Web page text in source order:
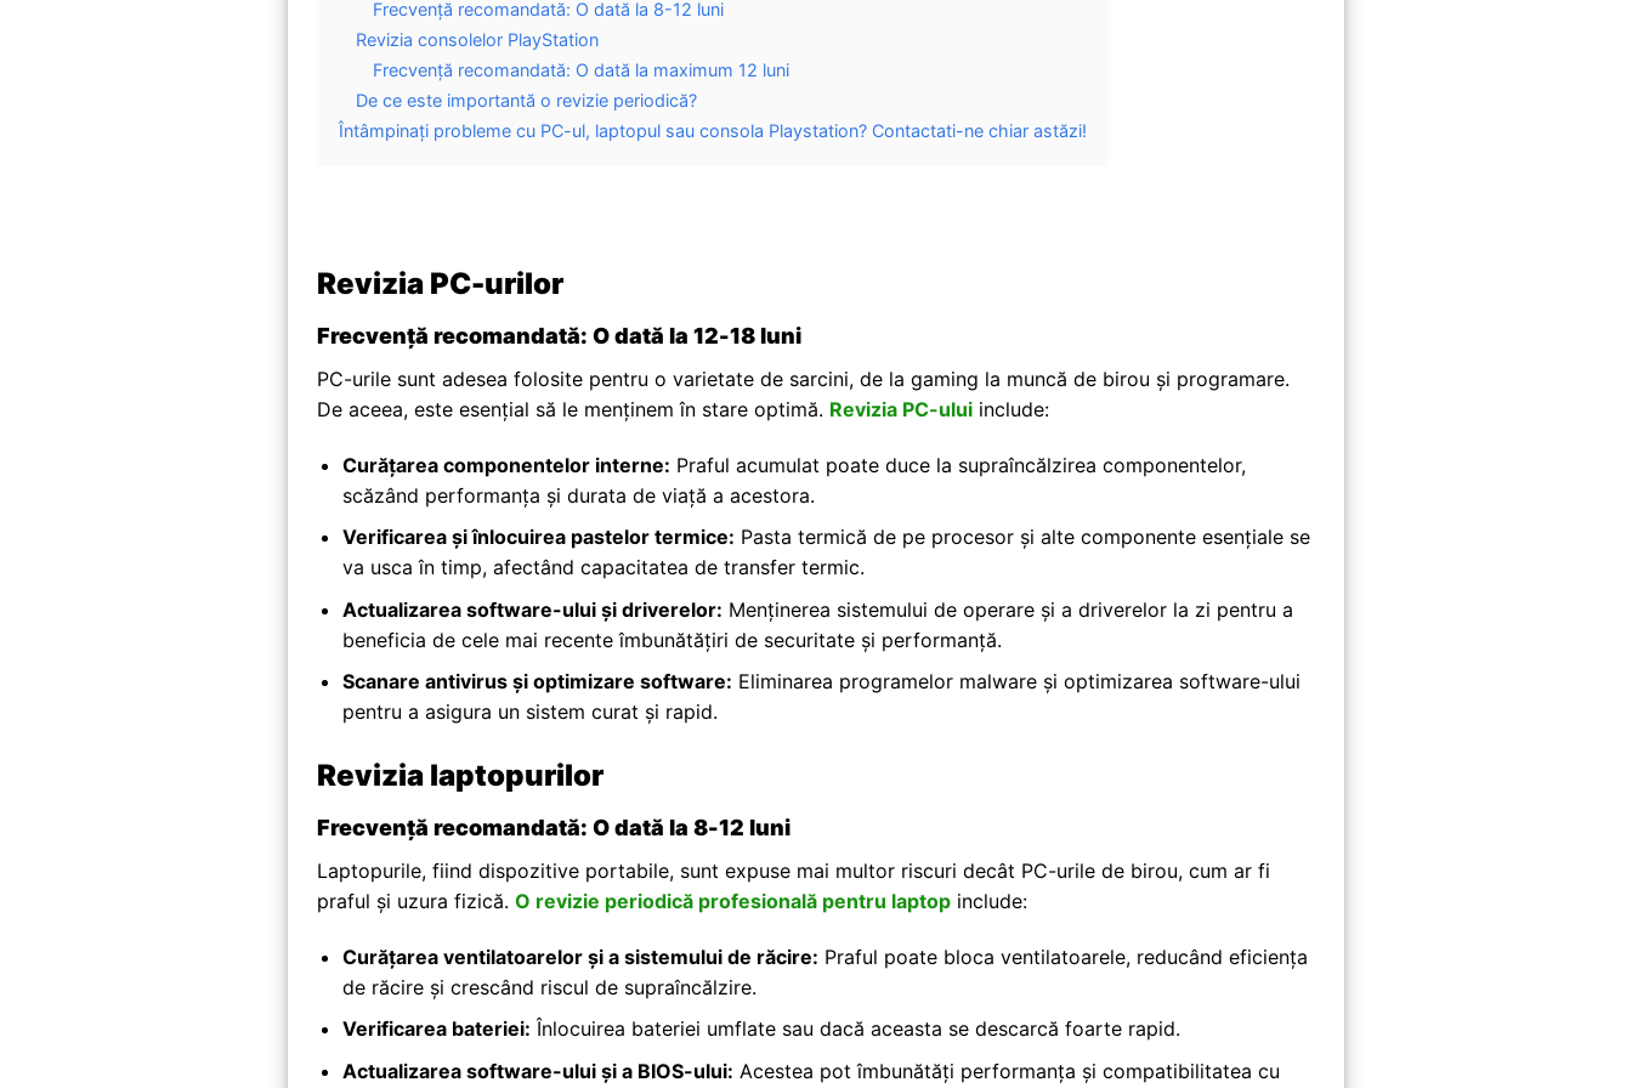
Frecvență recomandată: O dată la 8-12 luni
Revizia consolelor PlayStation
Frecvență recomandată: O dată la maximum 12 luni
De ce este importantă o revizie periodică?
Întâmpinați probleme cu PC-ul, laptopul sau consola Playstation? Contactati-ne chiar astăzi!
Revizia PC-urilor
Frecvență recomandată: O dată la 12-18 luni
PC-urile sunt adesea folosite pentru o varietate de sarcini, de la gaming la muncă de birou și programare.
De aceea, este esențial să le menținem în stare optimă. Revizia PC-ului include:
Curățarea componentelor interne: Praful acumulat poate duce la supraîncălzirea componentelor,
scăzând performanța și durata de viață a acestora.
Verificarea și înlocuirea pastelor termice: Pasta termică de pe procesor și alte componente esențiale se
va usca în timp, afectând capacitatea de transfer termic.
Actualizarea software-ului și driverelor: Menținerea sistemului de operare și a driverelor la zi pentru a
beneficia de cele mai recente îmbunătățiri de securitate și performanță.
Scanare antivirus și optimizare software: Eliminarea programelor malware și optimizarea software-ului
pentru a asigura un sistem curat și rapid.
Revizia laptopurilor
Frecvență recomandată: O dată la 8-12 luni
Laptopurile, fiind dispozitive portabile, sunt expuse mai multor riscuri decât PC-urile de birou, cum ar fi
praful și uzura fizică. O revizie periodică profesională pentru laptop include:
Curățarea ventilatoarelor și a sistemului de răcire: Praful poate bloca ventilatoarele, reducând eficiența
de răcire și crescând riscul de supraîncălzire.
Verificarea bateriei: Înlocuirea bateriei umflate sau dacă aceasta se descarcă foarte rapid.
Actualizarea software-ului și a BIOS-ului: Acestea pot îmbunătăți performanța și compatibilitatea cu